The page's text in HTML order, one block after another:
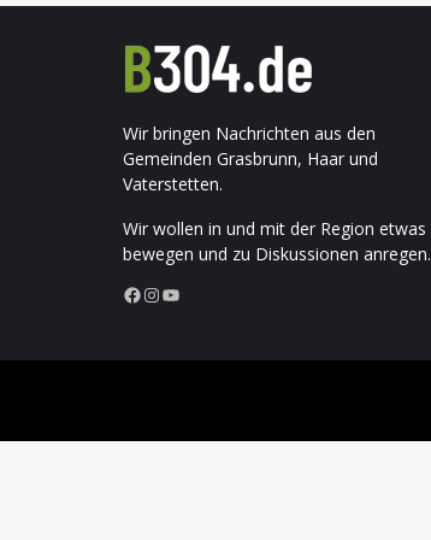
Wir bringen Nachrichten aus den
Gemeinden Grasbrunn, Haar und
Vaterstetten.
Wir wollen in und mit der Region etwas
bewegen und zu Diskussionen anregen.
Facebook InstagramYouTube